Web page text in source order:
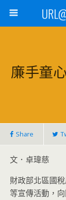
廉手童
Share
文．卓瑋慈
財政部北區國
等宣傳活動，